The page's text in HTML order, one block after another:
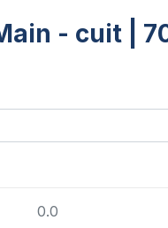
- cuit |